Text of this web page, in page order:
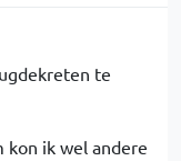
te
ik wel andere